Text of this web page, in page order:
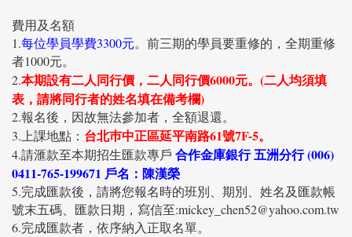
費用及名額
1.每位學員學費3300元。前三期的學員要重修的，全期重修
者1000元。
2.本期設有二人同行價，二人同行價6000元。(二人均須填
表，請將同行者的姓名填在備考欄)
2.報名後，因故無法參加者，全額退還。
3.上課地點： 台北巿中正區延平南路61號7F-5。
4.請滙款至本期招生匯款專戶 合作金庫銀行 五洲分行 (006)
0411-765-199671 戶名：陳漢榮
5.完成匯款後，請將您報名時的班別、期別、姓名及匯款帳
號末五碼、匯款日期，寫信至:mickey_chen52@yahoo.com.tw
6.完成匯款者，依序納入正取名單。